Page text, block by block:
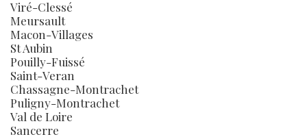
Viré-Clessé
Meursault
Macon-Villages
St Aubin
Pouilly-Fuissé
Saint-Veran
Chassagne-Montrachet
Puligny-Montrachet
Val de Loire
Sancerre